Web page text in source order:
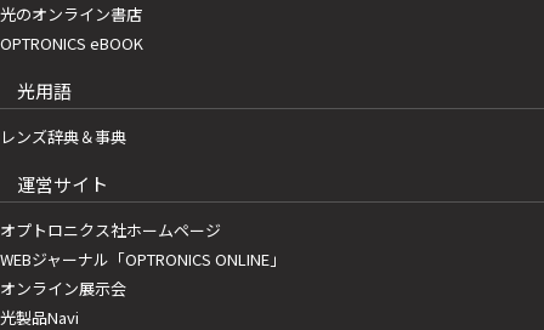
光のオンライン書店
OPTRONICS eBOOK
光用語
レンズ辞典＆事典
運営サイト
オプトロニクス社ホームページ
WEBジャーナル「OPTRONICS ONLINE」
オンライン展示会
光製品Navi